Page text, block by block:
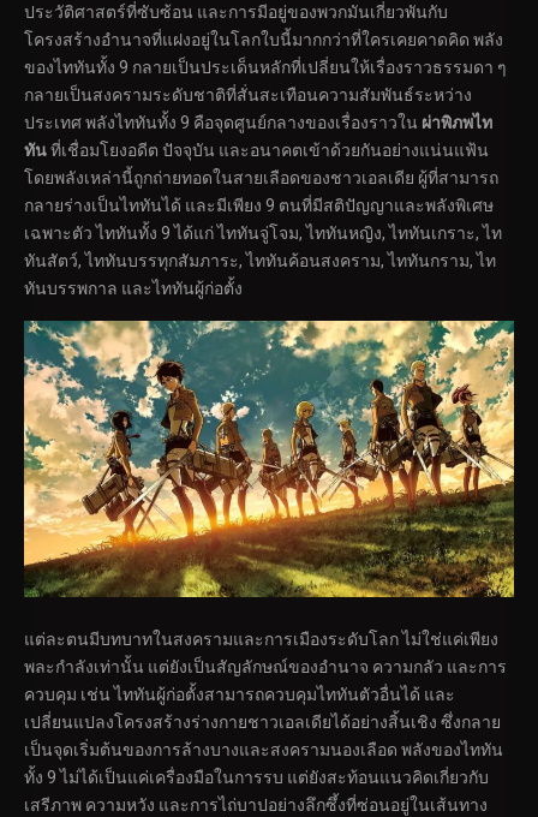
ประวัติศาสตร์ที่ซับซ้อน และการมีอยู่ของพวกมันเกี่ยวพันกับ
โครงสร้างอำนาจที่แฝงอยู่ในโลกใบนี้มากกว่าที่ใครเคยคาดคิด พลัง
ของไททันทั้ง 9 กลายเป็นประเด็นหลักที่เปลี่ยนให้เรื่องราวธรรมดา ๆ
กลายเป็นสงครามระดับชาติที่สั่นสะเทือนความสัมพันธ์ระหว่าง
ประเทศ พลังไททันทั้ง 9 คือจุดศูนย์กลางของเรื่องราวใน ผ่าพิภพไท
ทันที่เชื่อมโยงอดีต ปัจจุบัน และอนาคตเข้าด้วยกันอย่างแน่นแฟ้น
โดยพลังเหล่านี้ถูกถ่ายทอดในสายเลือดของชาวเอลเดีย ผู้ที่สามารถ
กลายร่างเป็นไททันได้ และมีเพียง 9 ตนที่มีสติปัญญาและพลังพิเศษ
เฉพาะตัว ไททันทั้ง 9 ได้แก่ ไททันจู่โจม, ไททันหญิง, ไททันเกราะ, ไท
ทันสัตว์, ไททันบรรทุกสัมภาระ, ไททันค้อนสงคราม, ไททันกราม, ไท
ทันบรรพกาล และไททันผู้ก่อตั้ง
แต่ละตนมีบทบาทในสงครามและการเมืองระดับโลก ไม่ใช่แค่เพียง
พละกำลังเท่านั้น แต่ยังเป็นสัญลักษณ์ของอำนาจ ความกลัว และการ
ควบคุม เช่น ไททันผู้ก่อตั้งสามารถควบคุมไททันตัวอื่นได้ และ
เปลี่ยนแปลงโครงสร้างร่างกายชาวเอลเดียได้อย่างสิ้นเชิง ซึ่งกลาย
เป็นจุดเริ่มต้นของการล้างบางและสงครามนองเลือด พลังของไททัน
ทั้ง 9 ไม่ได้เป็นแค่เครื่องมือในการรบ แต่ยังสะท้อนแนวคิดเกี่ยวกับ
เสรีภาพ ความหวัง และการไถ่บาปอย่างลึกซึ้งที่ซ่อนอยู่ในเส้นทาง